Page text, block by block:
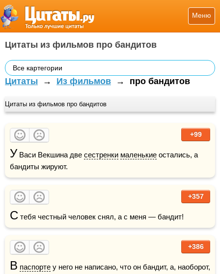
Меню
Цитаты из фильмов про бандитов
Все картегории
Цитаты → Из фильмов → про бандитов
Цитаты из фильмов про бандитов
+99
У Васи Векшина две сестренки маленькие остались, а
бандиты жируют.
+357
С тебя честный человек снял, а с меня — бандит!
+386
В паспорте у него не написано, что он бандит, а, наоборот,